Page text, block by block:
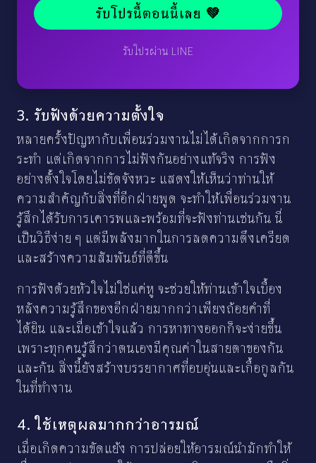
รับโปรนี้ตอนนี้เลย 💚
รับโปรผ่าน LINE
3. รับฟังด้วยความตั้งใจ
หลายครั้งปัญหากับเพื่อนร่วมงานไม่ได้เกิดจากการก
ระทำ แต่เกิดจากการไม่ฟังกันอย่างแท้จริง การฟัง
อย่างตั้งใจโดยไม่ขัดจังหวะ แสดงให้เห็นว่าท่านให้
ความสำคัญกับสิ่งที่อีกฝ่ายพูด จะทำให้เพื่อนร่วมงาน
รู้สึกได้รับการเคารพและพร้อมที่จะฟังท่านเช่นกัน นี่
เป็นวิธีง่าย ๆ แต่มีพลังมากในการลดความตึงเครียด
และสร้างความสัมพันธ์ที่ดีขึ้น
การฟังด้วยหัวใจไม่ใช่แค่หู จะช่วยให้ท่านเข้าใจเบื้อง
หลังความรู้สึกของอีกฝ่ายมากกว่าเพียงถ้อยคำที่
ได้ยิน และเมื่อเข้าใจแล้ว การหาทางออกก็จะง่ายขึ้น
เพราะทุกคนรู้สึกว่าตนเองมีคุณค่าในสายตาของกัน
และกัน สิ่งนี้ยังสร้างบรรยากาศที่อบอุ่นและเกื้อกูลกัน
ในที่ทำงาน
4. ใช้เหตุผลมากกว่าอารมณ์
เมื่อเกิดความขัดแย้ง การปล่อยให้อารมณ์นำมักทำให้